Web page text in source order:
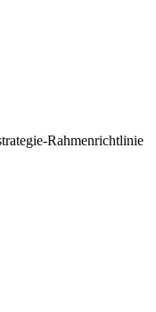
Rah­men­richt­li­nie